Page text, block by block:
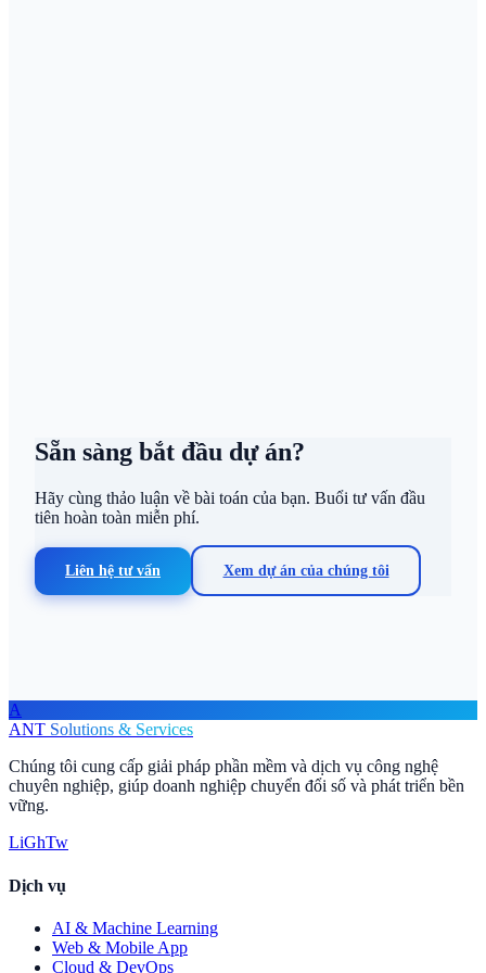
Sẵn sàng bắt đầu dự án?
Hãy cùng thảo luận về bài toán của bạn. Buổi tư vấn đầu
tiên hoàn toàn miễn phí.
Liên hệ tư vấn Xem dự án của chúng tôi
A
ANT Solutions & Services
Chúng tôi cung cấp giải pháp phần mềm và dịch vụ công nghệ
chuyên nghiệp, giúp doanh nghiệp chuyển đổi số và phát triển bền
vững.
LiGhTw
Dịch vụ
AI & Machine Learning
Web & Mobile App
Cloud & DevOps